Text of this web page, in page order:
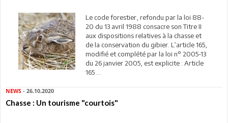
Le code forestier, refondu par la loi 88-
20 du 13 avril 1988 consacre son Titre II
aux dispositions relatives à la chasse et
de la conservation du gibier. L’article 165,
modifié et complété par la loi n° 2005-13
du 26 janvier 2005, est explicite : Article
165 ...
NEWS - 26.10.2020
Chasse : Un tourisme "courtois"